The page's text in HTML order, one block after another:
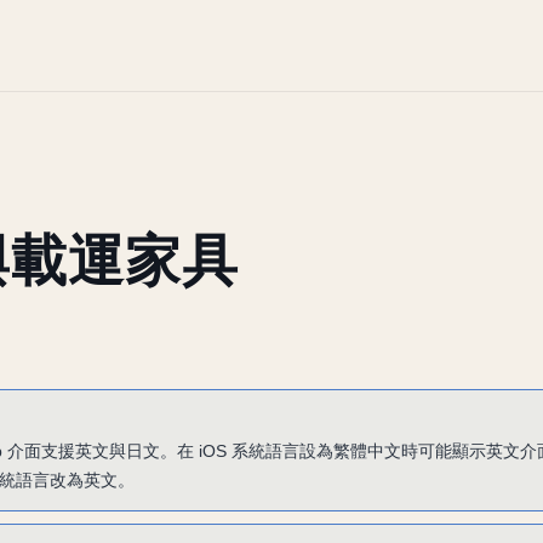
運家具
介面支援英文與日文。在 iOS 系統語言設為繁體中文時可能顯示英文介
語言改為英文。